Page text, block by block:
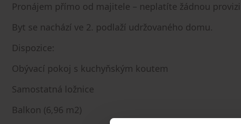
Pronájem přímo od majitele – neplatíte žádnou
Byt se nachází ve 2. podlaží udržovaného domu.
Dispozice:
Obývací pokoj s kuchyňským koutem
Samostatná ložnice
Balkon (6,96 m2)